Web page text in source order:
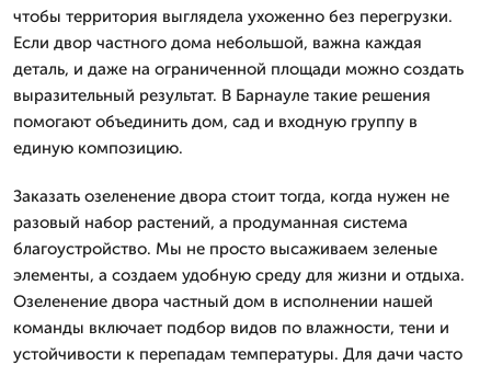
чтобы территория выглядела ухоженно без перегрузки.
Если двор частного дома небольшой, важна каждая
деталь, и даже на ограниченной площади можно создать
выразительный результат. В Барнауле такие решения
помогают объединить дом, сад и входную группу в
единую композицию.
Заказать озеленение двора стоит тогда, когда нужен не
разовый набор растений, а продуманная система
благоустройство. Мы не просто высаживаем зеленые
элементы, а создаем удобную среду для жизни и отдыха.
Озеленение двора частный дом в исполнении нашей
команды включает подбор видов по влажности, тени и
устойчивости к перепадам температуры. Для дачи часто